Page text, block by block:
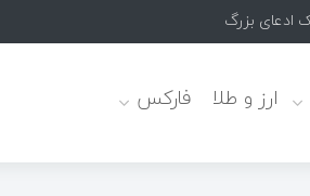
ارز و طلا فارکس